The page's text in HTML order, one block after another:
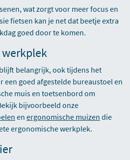
wat zorgt voor meer focus en
fietsen kan je net dat beetje extra
goed door te komen.
belangrijk, ook tijdens het
een goed afgestelde bureaustoel en
muis en toetsenbord om
bijvoorbeeld onze
en ergonomische muizen die
ergonomische werkplek.